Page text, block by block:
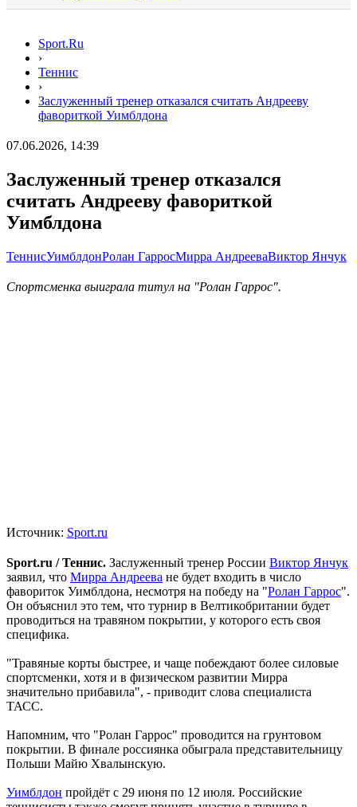
Sport.Ru
›
Теннис
›
Заслуженный тренер отказался считать Андрееву
фавориткой Уимблдона
07.06.2026, 14:39
Заслуженный тренер отказался
считать Андрееву фавориткой
Уимблдона
ТеннисУимблдонРолан ГарросМирра АндрееваВиктор Янчук
Спортсменка выиграла титул на "Ролан Гаррос".
Источник: Sport.ru
Sport.ru / Теннис. Заслуженный тренер России Виктор Янчук
заявил, что Мирра Андреева не будет входить в число
фавориток Уимблдона, несмотря на победу на "Ролан Гаррос".
Он объяснил это тем, что турнир в Велтикобритании будет
проводиться на травяном покрытии, у которого есть своя
специфика.
"Травяные корты быстрее, и чаще побеждают более силовые
спортсменки, хотя и в физическом развитии Мирра
значительно прибавила", - приводит слова специалиста
ТАСС.
Напомним, что "Ролан Гаррос" проводится на грунтовом
покрытии. В финале россиянка обыграла представительницу
Польши Майю Хвалынскую.
Уимблдон пройдёт с 29 июня по 12 июля. Российские